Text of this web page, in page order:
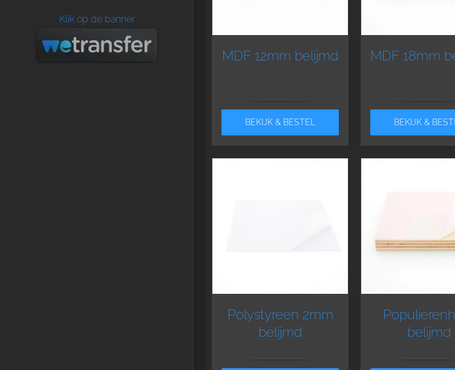
Klik op de banner
MDF 12mm belijmd
BEKIJK & BESTEL
MDF 18mm
BEKIJK &
Polystyreen 2mm
belijmd
belijmd